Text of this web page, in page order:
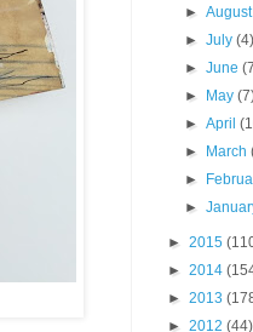
►
►July(4)
►June
►
May
►April
►
March
►
►
► 2015
► 2014
► 2013
► 2012 (44)